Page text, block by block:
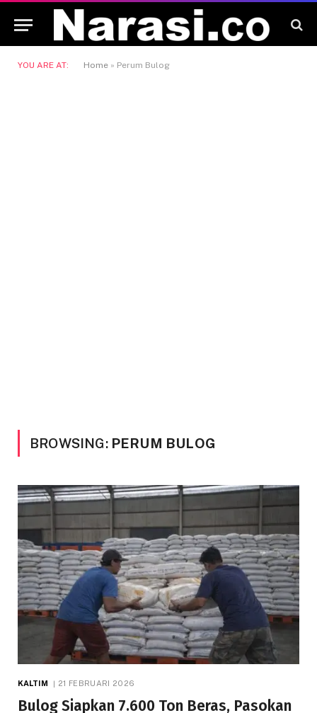
YOU ARE AT: Home » Perum Bulog
BROWSING: PERUM BULOG
KALTIM 21 FEBRUARI 2026
Bulog Siapkan 7.600 Ton Beras, Pasokan